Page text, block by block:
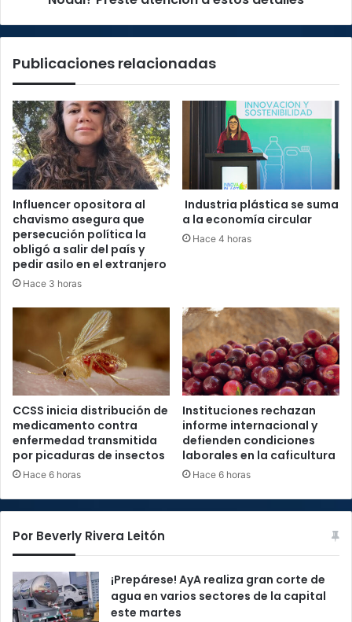
Publicaciones relacionadas
Influencer opositora al
chavismo asegura que
persecución política la
obligó a salir del país y
pedir asilo en el extranjero
Hace 3 horas
Industria plástica se suma
a la economía circular
Hace 4 horas
CCSS inicia distribución de
medicamento contra
enfermedad transmitida
por picaduras de insectos
Hace 6 horas
Instituciones rechazan
informe internacional y
defienden condiciones
laborales en la caficultura
Hace 6 horas
Por Beverly Rivera Leitón
¡Prepárese! AyA realiza gran corte de
agua en varios sectores de la capital
este martes